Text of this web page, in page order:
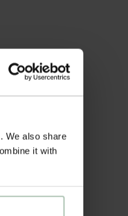
We also share
it with